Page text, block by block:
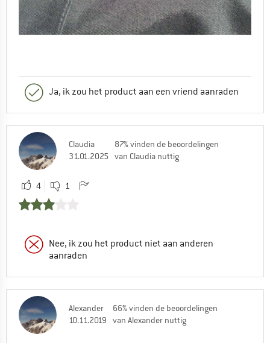
Ja, ik zou het product aan een vriend aanraden
Claudia
31.01.2025
87% vinden de beoordelingen
van Claudia nuttig
4 1
Nee, ik zou het product niet aan anderen
aanraden
Alexander
10.11.2019
66% vinden de beoordelingen
van Alexander nuttig